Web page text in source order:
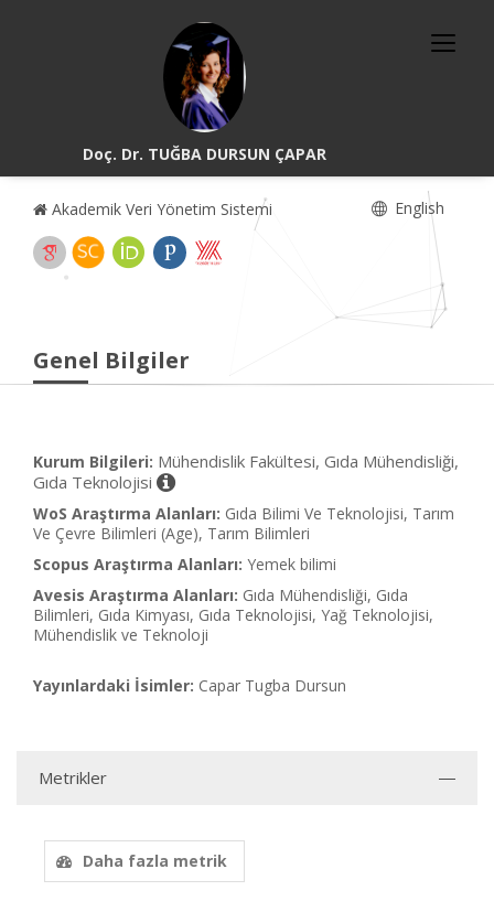
Doç. Dr. TUĞBA DURSUN ÇAPAR
Akademik Veri Yönetim Sistemi English
Genel Bilgiler
Kurum Bilgileri: Mühendislik Fakültesi, Gıda Mühendisliği,
Gıda Teknolojisi
WoS Araştırma Alanları: Gıda Bilimi Ve Teknolojisi, Tarım
Ve Çevre Bilimleri (Age), Tarım Bilimleri
Scopus Araştırma Alanları: Yemek bilimi
Avesis Araştırma Alanları: Gıda Mühendisliği, Gıda
Bilimleri, Gıda Kimyası, Gıda Teknolojisi, Yağ Teknolojisi,
Mühendislik ve Teknoloji
Yayınlardaki İsimler: Capar Tugba Dursun
Metrikler
Daha fazla metrik